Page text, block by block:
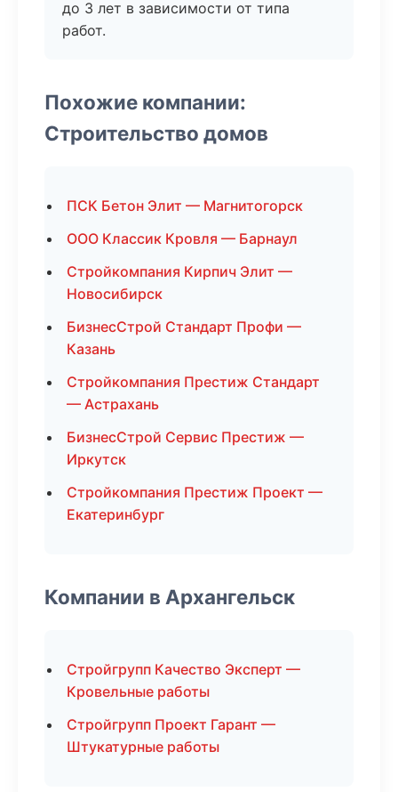
до 3 лет в зависимости от типа
работ.
Похожие компании:
Строительство домов
ПСК Бетон Элит — Магнитогорск
ООО Классик Кровля — Барнаул
Стройкомпания Кирпич Элит —
Новосибирск
БизнесСтрой Стандарт Профи —
Казань
Стройкомпания Престиж Стандарт
— Астрахань
БизнесСтрой Сервис Престиж —
Иркутск
Стройкомпания Престиж Проект —
Екатеринбург
Компании в Архангельск
Стройгрупп Качество Эксперт —
Кровельные работы
Стройгрупп Проект Гарант —
Штукатурные работы